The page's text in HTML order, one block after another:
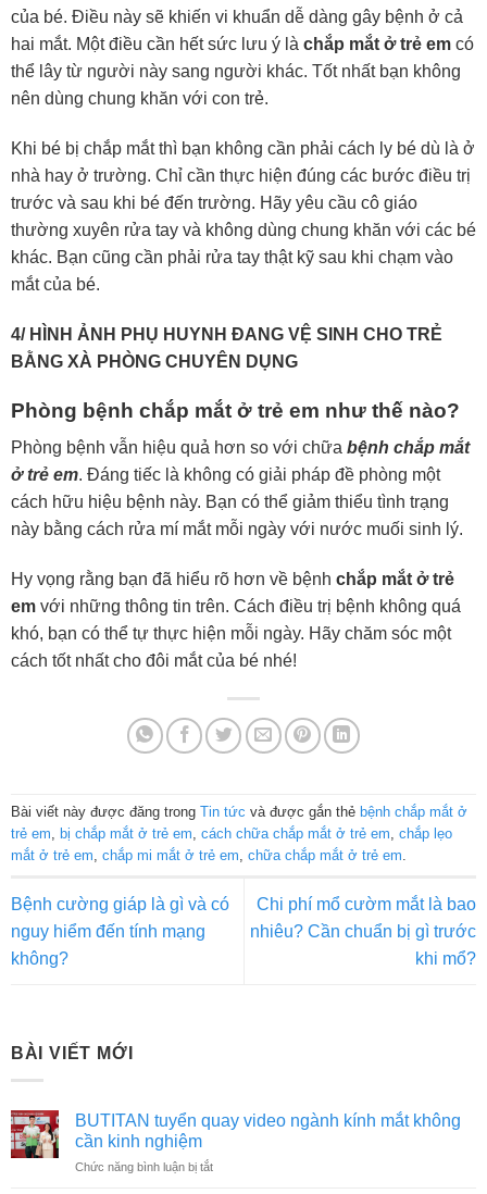
của bé. Điều này sẽ khiến vi khuẩn dễ dàng gây bệnh ở cả
hai mắt. Một điều cần hết sức lưu ý là chắp mắt ở trẻ emcó
thể lây từ người này sang người khác. Tốt nhất bạn không
nên dùng chung khăn với con trẻ.
Khi bé bị chắp mắt thì bạn không cần phải cách ly bé dù là ở
nhà hay ở trường. Chỉ cần thực hiện đúng các bước điều trị
trước và sau khi bé đến trường. Hãy yêu cầu cô giáo
thường xuyên rửa tay và không dùng chung khăn với các bé
khác. Bạn cũng cần phải rửa tay thật kỹ sau khi chạm vào
mắt của bé.
4/ HÌNH ẢNH PHỤ HUYNH ĐANG VỆ SINH CHO TRẺ
BẰNG XÀ PHÒNG CHUYÊN DỤNG
Phòng bệnh chắp mắt ở trẻ em như thế nào?
Phòng bệnh vẫn hiệu quả hơn so với chữa bệnh chắp mắt
ở trẻ em. Đáng tiếc là không có giải pháp đề phòng một
cách hữu hiệu bệnh này. Bạn có thể giảm thiểu tình trạng
này bằng cách rửa mí mắt mỗi ngày với nước muối sinh lý.
Hy vọng rằng bạn đã hiểu rõ hơn về bệnh chắp mắt ở trẻ
em với những thông tin trên. Cách điều trị bệnh không quá
khó, bạn có thể tự thực hiện mỗi ngày. Hãy chăm sóc một
cách tốt nhất cho đôi mắt của bé nhé!
Bài viết này được đăng trong Tin tức và được gắn thẻ bệnh chắp mắt ở
trẻ em, bị chắp mắt ở trẻ em, cách chữa chắp mắt ở trẻ em, chắp lẹo
mắt ở trẻ em, chắp mi mắt ở trẻ em, chữa chắp mắt ở trẻ em.
Bệnh cường giáp là gì và có
nguy hiểm đến tính mạng
không?
Chi phí mổ cườm mắt là bao
nhiêu? Cần chuẩn bị gì trước
khi mổ?
BÀI VIẾT MỚI
BUTITAN tuyển quay video ngành kính mắt không
cần kinh nghiệm
Chức năng bình luận bị tắtở